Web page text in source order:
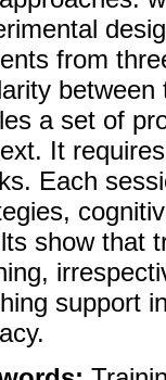
from
a set of
It
Each
show that
support